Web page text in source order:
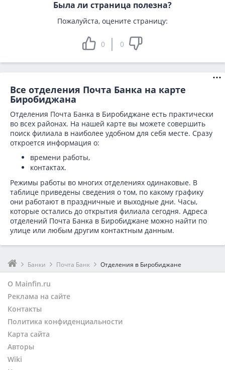
Была ли страница полезна?
Пожалуйста, оцените страницу:
0 0
Все отделения Почта Банка на карте
Биробиджана
Отделения Почта Банка в Биробиджане есть практически
во всех районах. На нашей карте вы можете совершить
поиск филиала в наиболее удобном для себя месте. Сразу
откроется информация о:
времени работы,
контактах.
Режимы работы во многих отделениях одинаковые. В
таблице приведены сведения о том, по какому графику
они работают в праздничные и выходные дни. Часы,
которые остались до открытия филиала сегодня. Адреса
отделений Почта Банка в Биробиджане можно найти по
улице или любым другим контактным данным.
Банки Почта Банк Отделения в Биробиджане
О Mainfin.ru
Реклама на сайте
Контакты
Политика конфиденциальности
Карта сайта
Авторы
Wiki